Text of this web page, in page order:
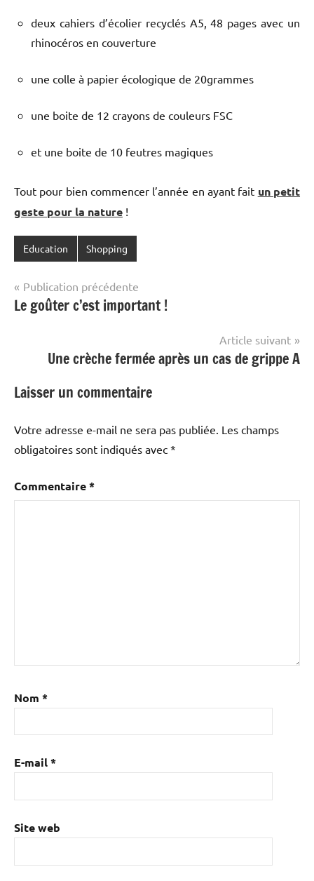
deux cahiers d’écolier recyclés A5, 48 pages avec un
rhinocéros en couverture
une colle à papier écologique de 20grammes
une boite de 12 crayons de couleurs FSC
et une boite de 10 feutres magiques
Tout pour bien commencer l’année en ayant fait un petit
geste pour la nature !
Education Shopping
Navigation
de
Publication précédente
Le goûter c’est important !
Article suivant
Une crèche fermée après un cas de grippe A
Laisser un commentaire
Votre adresse e-mail ne sera pas publiée. Les champs
obligatoires sont indiqués avec *
Commentaire*
Nom *
E-mail*
Site web